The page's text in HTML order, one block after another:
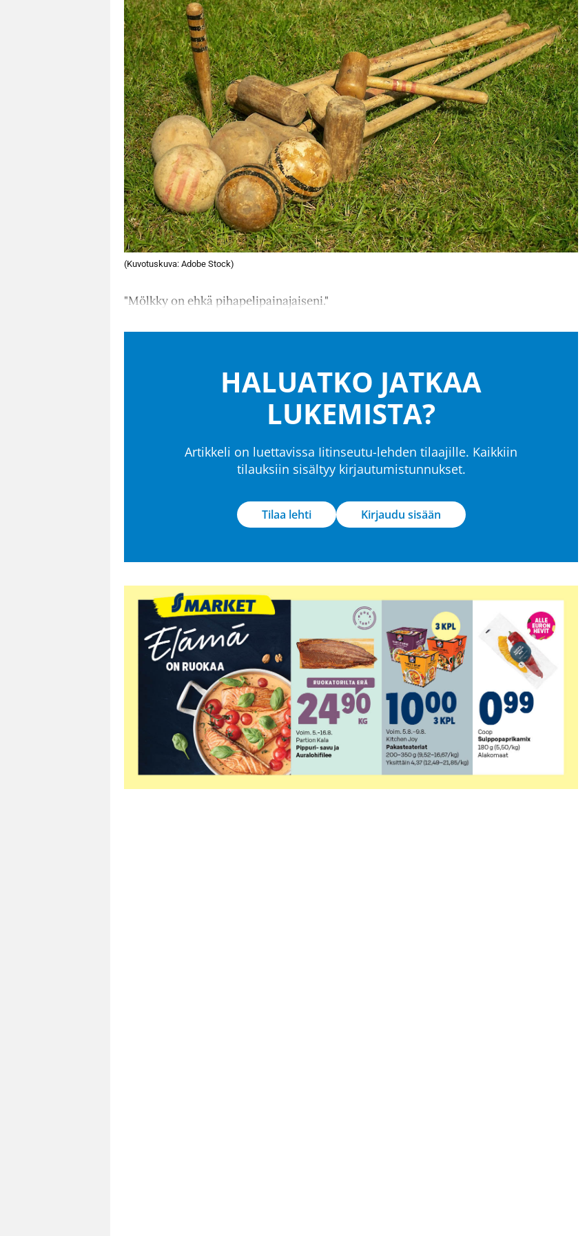
(Kuvotuskuva: Adobe Stock)
"Mölkky on ehkä pihapelipainajaiseni."
HALUATKO JATKAA
LUKEMISTA?
Artikkeli on luettavissa Iitinseutu-lehden tilaajille. Kaikkiin
tilauksiin sisältyy kirjautumistunnukset.
Tilaa lehti Kirjaudu sisään